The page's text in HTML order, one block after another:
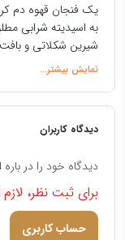
یک فنجان قهوه دم
به اسیدیته شرابی
شیرین شکلاتی و
کمتر و بدنه سبک‌تر
قهوه‌های همسایه
بوگیشو (یا بوگیسو)
محصول روبوستا (در
برداشت، قهوه ها
عنوان “وگار”
طور محلی به عنوان
دیدگاه کاربران
دیدگاه خود را در باره
برای ثبت نظر،
حساب کاربری